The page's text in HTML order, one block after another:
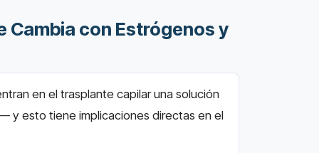
Cambia con Estrógenos y
en el trasplante capilar una solución
y esto tiene implicaciones directas en el